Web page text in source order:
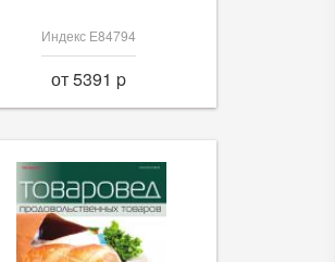
Индекс Е84794
от 5391 p